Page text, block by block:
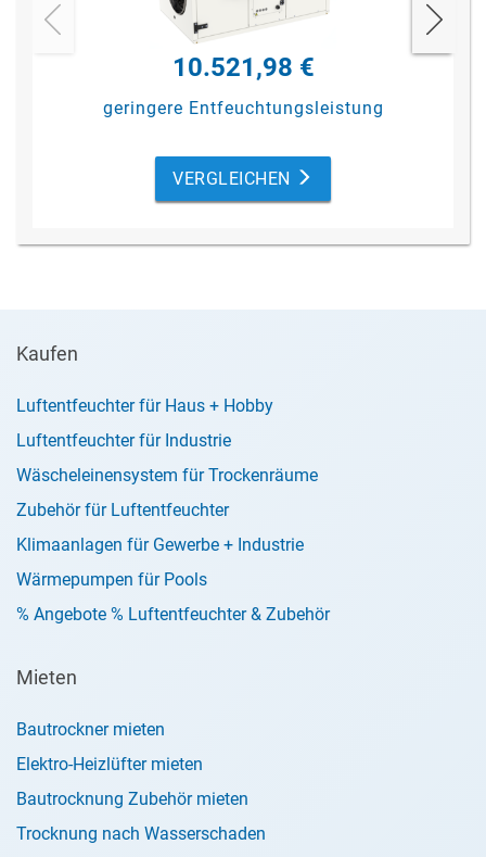
10.521,98 €
geringere Entfeuchtungsleistung
VERGLEICHEN
Kaufen
Luftentfeuchter für Haus + Hobby
Luftentfeuchter für Industrie
Wäscheleinensystem für Trockenräume
Zubehör für Luftentfeuchter
Klimaanlagen für Gewerbe + Industrie
Wärmepumpen für Pools
% Angebote % Luftentfeuchter & Zubehör
Mieten
Bautrockner mieten
Elektro-Heizlüfter mieten
Bautrocknung Zubehör mieten
Trocknung nach Wasserschaden